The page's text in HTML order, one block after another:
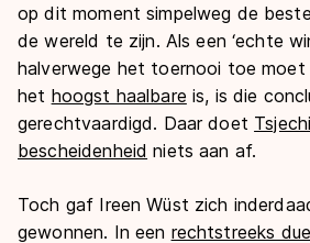
op dit moment simpelweg de
de wereld te zijn. Als een ‘echte
halverwege het toernooi toe
het hoogst haalbare is, is die
gerechtvaardigd. Daar doet
bescheidenheid niets aan af.
Toch gaf Ireen Wüst zich
gewonnen. In een rechtstreeks